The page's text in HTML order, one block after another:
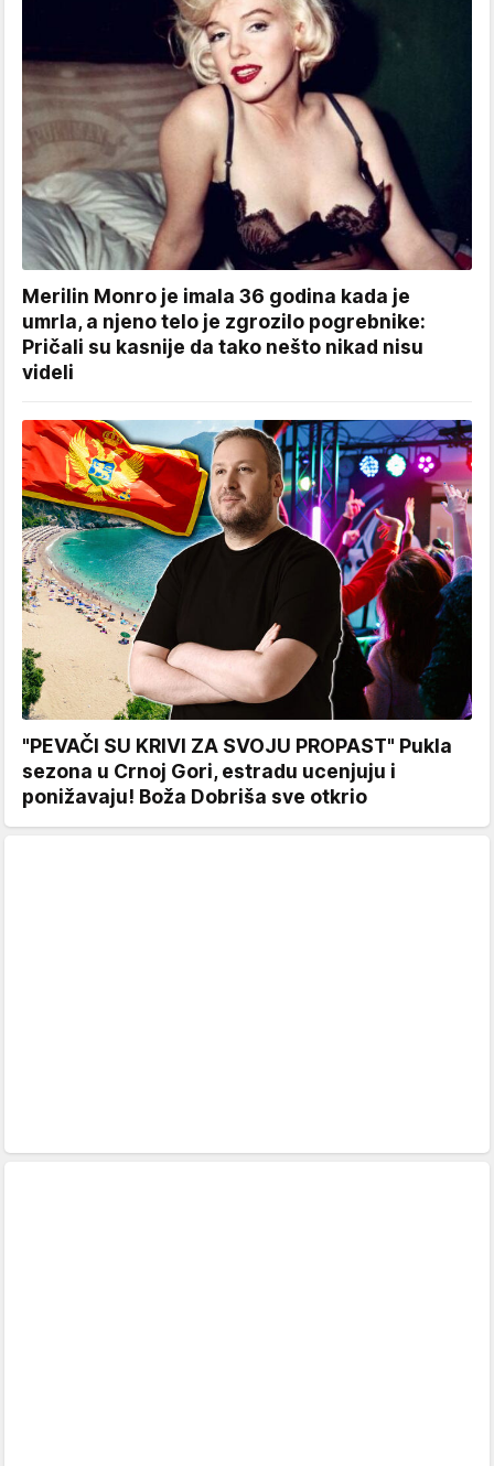
Merilin Monro je imala 36 godina kada je
umrla, a njeno telo je zgrozilo pogrebnike:
Pričali su kasnije da tako nešto nikad nisu
videli
"PEVAČI SU KRIVI ZA SVOJU PROPAST" Pukla
sezona u Crnoj Gori, estradu ucenjuju i
ponižavaju! Boža Dobriša sve otkrio